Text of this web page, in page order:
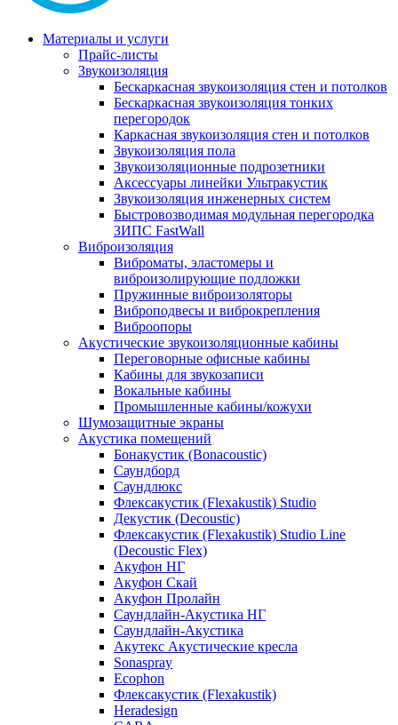
Материалы и услуги
Прайс-листы
Звукоизоляция
Бескаркасная звукоизоляция стен и потолков
Бескаркасная звукоизоляция тонких
перегородок
Каркасная звукоизоляция стен и потолков
Звукоизоляция пола
Звукоизоляционные подрозетники
Аксессуары линейки Ультракустик
Звукоизоляция инженерных систем
Быстровозводимая модульная перегородка
ЗИПС FastWall
Виброизоляция
Виброматы, эластомеры и
виброизолирующие подложки
Пружинные виброизоляторы
Виброподвесы и виброкрепления
Виброопоры
Акустические звукоизоляционные кабины
Переговорные офисные кабины
Кабины для звукозаписи
Вокальные кабины
Промышленные кабины/кожухи
Шумозащитные экраны
Акустика помещений
Бонакустик (Bonacoustic)
Саундборд
Саундлюкс
Флексакустик (Flexakustik) Studio
Декустик (Decoustic)
Флексакустик (Flexakustik) Studio Line
(Decoustic Flex)
Акуфон НГ
Акуфон Скай
Акуфон Пролайн
Саундлайн-Акустика НГ
Саундлайн-Акустика
Акутекс Акустические кресла
Sonaspray
Ecophon
Флексакустик (Flexakustik)
Heradesign